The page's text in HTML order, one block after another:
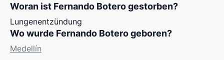
Woran ist Fernando Botero gestorben?
Lungenentzündung
Wo wurde Fernando Botero geboren?
Medellín